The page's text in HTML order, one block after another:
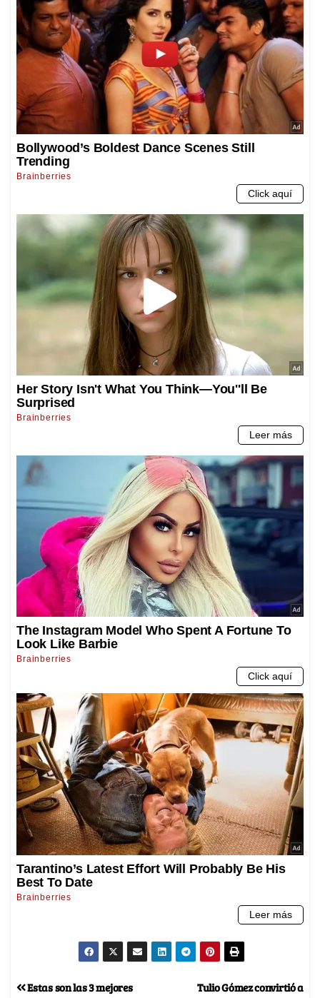
Tulio Gómez convirtió a
Estas son las 3 mejores